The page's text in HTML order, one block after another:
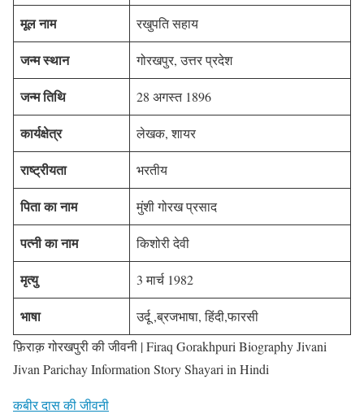
मूल नाम रखुपति सहाय
जन्म स्थान गोरखपुर, उत्तर प्रदेश
जन्म तिथि 28 अगस्त 1896
कार्यक्षेत्र लेखक, शायर
राष्ट्रीयता भरतीय
पिता का नाम मुंशी गोरख प्रसाद
पत्नी का नाम किशोरी देवी
मृत्यु 3 मार्च 1982
भाषा
उर्दू ,ब्रजभाषा, हिंदी,फारसी
फ़िराक़ गोरखपुरी की जीवनी | Firaq Gorakhpuri Biography Jivani
Jivan Parichay Information Story Shayari in Hindi
कबीर दास की जीवनी